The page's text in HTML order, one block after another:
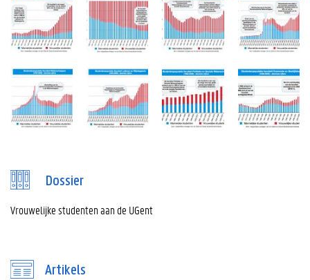
Dossier
Vrouwelijke studenten aan de UGent
Artikels